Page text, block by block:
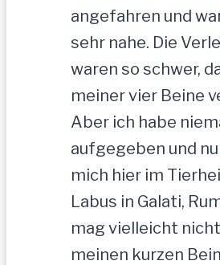
angefahren und
sehr nahe. Die
waren so schwer,
meiner vier Beine
Aber ich habe
aufgegeben und
mich hier im
Labus in Galati,
mag vielleicht
meinen kurzen